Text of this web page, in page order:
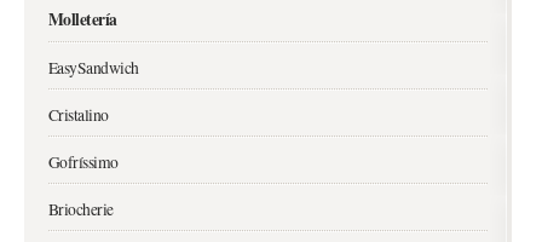
Molletería
EasySandwich
Cristalino
Gofríssimo
Briocherie